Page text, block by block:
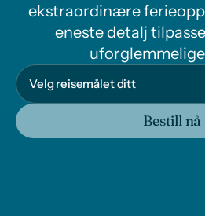
ekstraordinære
eneste detalj
Bestill nå